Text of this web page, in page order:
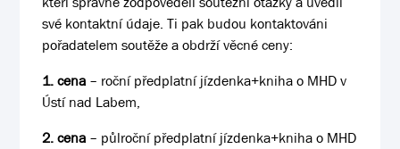
své kontaktní údaje. Ti pak budou kontaktováni
pořadatelem soutěže a obdrží věcné ceny:
1. cena – roční předplatní jízdenka+kniha o MHD v
Ústí nad Labem,
2. cena – půlroční předplatní jízdenka+kniha o MHD